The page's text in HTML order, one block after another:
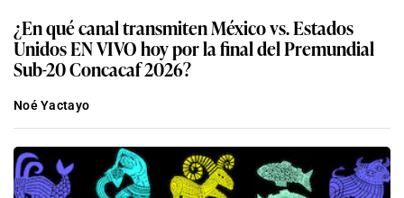
¿En qué canal transmiten México vs. Estados
Unidos EN VIVO hoy por la final del Premundial
Sub-20 Concacaf 2026?
Noé Yactayo